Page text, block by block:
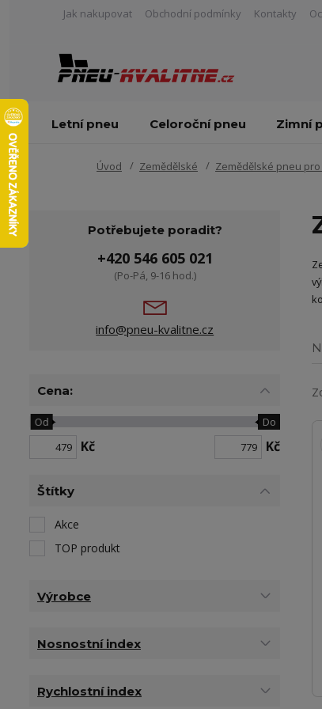
Jak nakupovat Obchodní podmínky Kontakty
Letní pneu Celoroční pneu Zimní
Úvod Zemědělské Zemědělské pneu
Cena:
Kč
Od Do
Kč
Štítky
Akce
TOP produkt
Výrobce
Nosnostní index
Rychlostní index
Potřebujete poradit?
+420 546 605 021
(Po-Pá, 9-16 hod.)
info@pneu-kvalitne.cz